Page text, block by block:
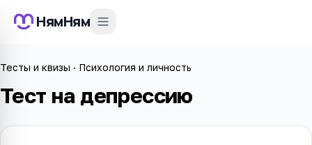
НямНям
Тесты и квизы · Психология и личность
Тест на депрессию